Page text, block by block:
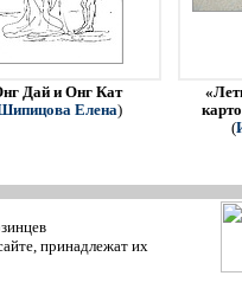
Дай и Онг Кат
Елена)
(
принадлежат их